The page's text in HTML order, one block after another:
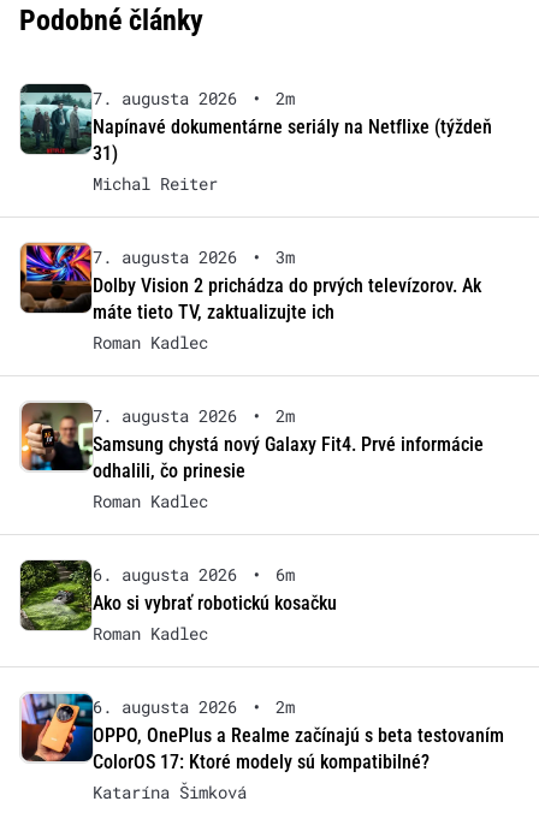
Podobné články
7. augusta 2026 •
2m
Napínavé dokumentárne seriály na Netflixe (týždeň
31)
Michal Reiter
7. augusta 2026 •
3m
Dolby Vision 2 prichádza do prvých televízorov. Ak
máte tieto TV, zaktualizujte ich
Roman Kadlec
7. augusta 2026 •
2m
Samsung chystá nový Galaxy Fit4. Prvé informácie
odhalili, čo prinesie
Roman Kadlec
6. augusta 2026 •
6m
Ako si vybrať robotickú kosačku
Roman Kadlec
6. augusta 2026 •
2m
OPPO, OnePlus a Realme začínajú s beta testovaním
ColorOS 17: Ktoré modely sú kompatibilné?
Katarína Šimková